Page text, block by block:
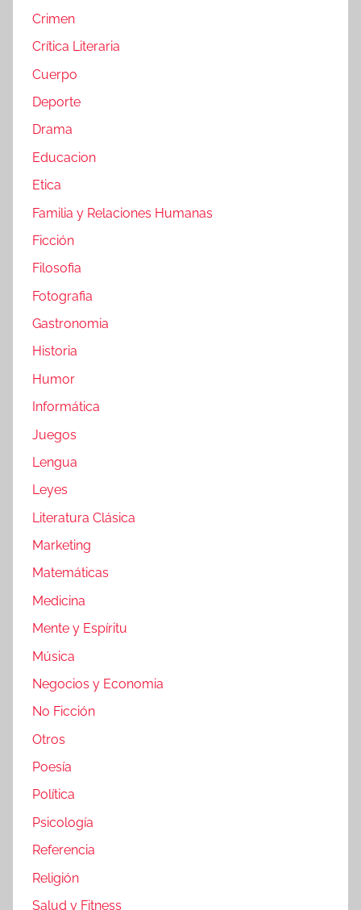
Crimen
Crítica Literaria
Cuerpo
Deporte
Drama
Educacion
Etica
Familia y Relaciones Humanas
Ficción
Filosofia
Fotografia
Gastronomia
Historia
Humor
Informática
Juegos
Lengua
Leyes
Literatura Clásica
Marketing
Matemáticas
Medicina
Mente y Espíritu
Música
Negocios y Economia
No Ficción
Otros
Poesía
Política
Psicología
Referencia
Religión
Salud y Fitness